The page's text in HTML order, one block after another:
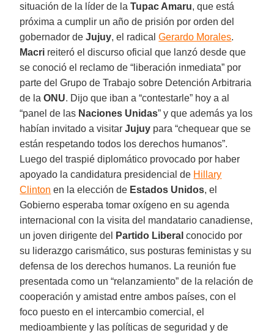
situación de la líder de la Tupac Amaru, que está
próxima a cumplir un año de prisión por orden del
gobernador deJujuy, el radicalGerardo Morales.
Macri reiteró el discurso oficial que lanzó desde que
se conoció el reclamo de “liberación inmediata” por
parte del Grupo de Trabajo sobre Detención Arbitraria
de laONU. Dijo que iban a “contestarle” hoy a al
“panel de las Naciones Unidas” y que además ya los
habían invitado a visitarJujuy para “chequear que se
están respetando todos los derechos humanos”.
Luego del traspié diplomático provocado por haber
apoyado la candidatura presidencial de Hillary
Clinton en la elección de Estados Unidos, el
Gobierno esperaba tomar oxígeno en su agenda
internacional con la visita del mandatario canadiense,
un joven dirigente del
Partido Liberal conocido por
su liderazgo carismático, sus posturas feministas y su
defensa de los derechos humanos. La reunión fue
presentada como un “relanzamiento” de la relación de
cooperación y amistad entre ambos países, con el
foco puesto en el intercambio comercial, el
medioambiente y las políticas de seguridad y de